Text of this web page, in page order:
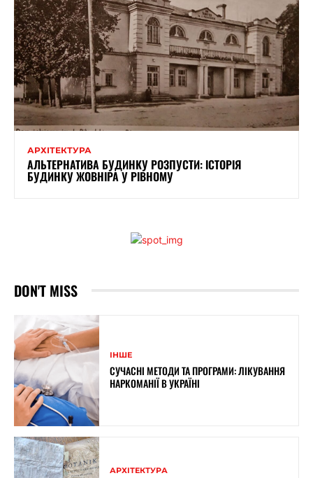
АРХІТЕКТУРА
АЛЬТЕРНАТИВА БУДИНКУ РОЗПУСТИ: ІСТОРІЯ
БУДИНКУ ЖОВНІРА У РІВНОМУ
DON'T MISS
ІНШЕ
СУЧАСНІ МЕТОДИ ТА ПРОГРАМИ: ЛІКУВАННЯ
НАРКОМАНІЇ В УКРАЇНІ
АРХІТЕКТУРА